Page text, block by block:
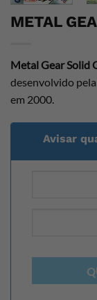
METAL
Metal Gear Solid
desenvolvido
em 2000.
Avisar